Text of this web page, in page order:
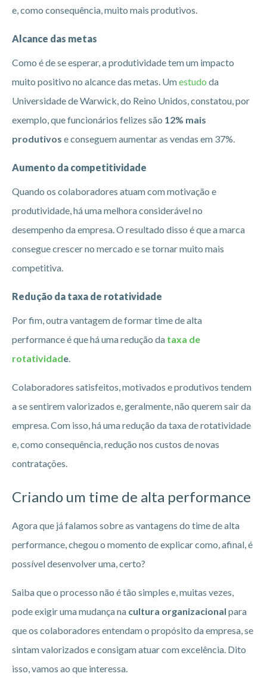
e, como consequência, muito mais produtivos.
Alcance das metas
Como é de se esperar, a produtividade tem um impacto
muito positivo no alcance das metas. Umestudo da
Universidade de Warwick, do Reino Unidos, constatou, por
exemplo, que funcionários felizes são 12% mais
produtivos e conseguem aumentar as vendas em 37%.
Aumento da competitividade
Quando os colaboradores atuam com motivação e
produtividade, há uma melhora considerável no
desempenho da empresa. O resultado disso é que a marca
consegue crescer no mercado e se tornar muito mais
competitiva.
Redução da taxa de rotatividade
Por fim, outra vantagem de formar time de alta
performance é que há uma redução da taxa de
rotatividade.
Colaboradores satisfeitos, motivados e produtivos tendem
a se sentirem valorizados e, geralmente, não querem sair da
empresa. Com isso, há uma redução da taxa de rotatividade
e, como consequência, redução nos custos de novas
contratações.
Criando um time de alta performance
Agora que já falamos sobre as vantagens do time de alta
performance, chegou o momento de explicar como, afinal, é
possível desenvolver uma, certo?
Saiba que o processo não é tão simples e, muitas vezes,
pode exigir uma mudança na cultura organizacional para
que os colaboradores entendam o propósito da empresa, se
sintam valorizados e consigam atuar com excelência. Dito
isso, vamos ao que interessa.